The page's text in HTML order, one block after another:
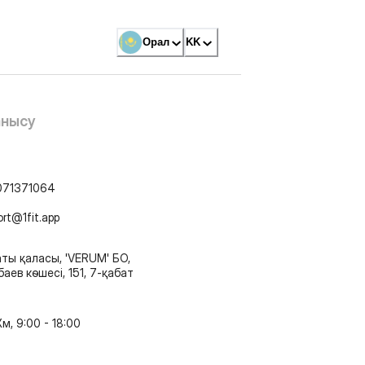
Орал KK
қаласы, 'VERUM' БО,
көшесі, 151, 7-қабат
9:00 - 18:00